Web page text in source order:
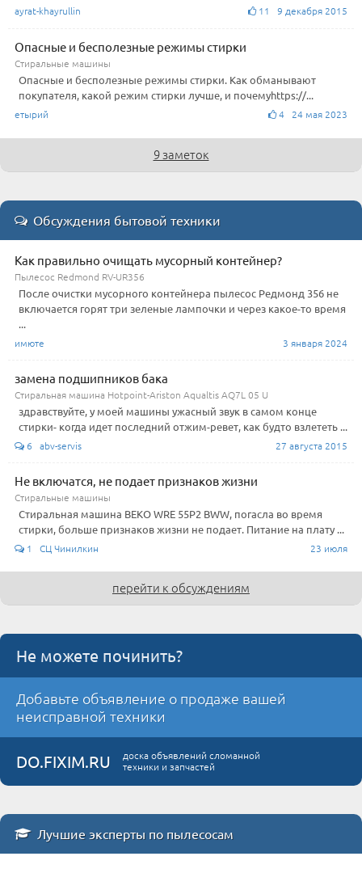
ayrat-khayrullin 11 9 декабря 2015
Опасные и бесполезные режимы стирки
Стиральные машины
Опасные и бесполезные режимы стирки. Как обманывают
покупателя, какой режим стирки лучше, и почемуhttps://...
етырий 4 24 мая 2023
9 заметок
Обсуждения бытовой техники
Как правильно очищать мусорный контейнер?
Пылесос Redmond RV-UR356
После очистки мусорного контейнера пылесос Редмонд 356 не
включается горят три зеленые лампочки и через какое-то время
...
имюте 3 января 2024
замена подшипников бака
Стиральная машина Hotpoint-Ariston Aqualtis AQ7L 05 U
здравствуйте, у моей машины ужасный звук в самом конце
стирки- когда идет последний отжим-ревет, как будто взлететь ...
6 abv-servis 27 августа 2015
Не включатся, не подает признаков жизни
Стиральные машины
Стиральная машина BEKO WRE 55P2 BWW, погасла во время
стирки, больше признаков жизни не подает. Питание на плату ...
1 СЦ Чинилкин 23 июля
перейти к обсуждениям
Не можете починить?
Добавьте объявление о продаже вашей
неисправной техники
DO.FIXIM.RU
доска объявлений сломанной
техники и запчастей
Лучшие эксперты по пылесосам